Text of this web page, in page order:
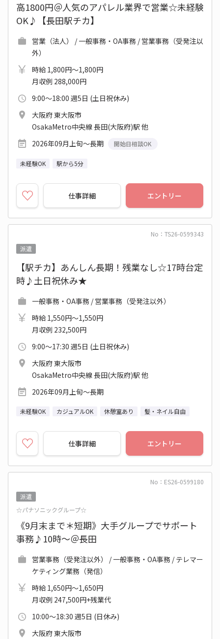
高1800円＠人気のアパレル業界で営業☆未経験
OK♪【長田駅チカ】
営業（法人） / 一般事務・OA事務 / 営業事務（受発注以
外）
時給 1,800円～1,800円
月収例 288,000円
9:00～18:00 週5日 (土日祝休み)
大阪府 東大阪市
OsakaMetro中央線 長田(大阪府)駅 他
2026年09月上旬～長期
開始日相談OK
未経験OK 駅から5分
仕事詳細 エントリー
No：TS26-0599343
派遣
【駅チカ】あんしん長期！残業なし☆17時台定
時♪土日祝休み★
一般事務・OA事務 / 営業事務（受発注以外）
時給 1,550円～1,550円
月収例 232,500円
9:00～17:30 週5日 (土日祝休み)
大阪府 東大阪市
OsakaMetro中央線 長田(大阪府)駅 他
2026年09月上旬～長期
未経験OK カジュアルOK 休憩室あり 髪・ネイル自由
仕事詳細 エントリー
No：ES26-0599180
派遣
☆パナソニックグループ☆
《9月末まで＊短期》大手グループでサポート
事務♪10時～＠長田
営業事務（受発注以外） / 一般事務・OA事務 / テレマー
ケティング業務（発信）
時給 1,650円～1,650円
月収例 247,500円+残業代
10:00～18:30 週5日 (日休み)
大阪府 東大阪市